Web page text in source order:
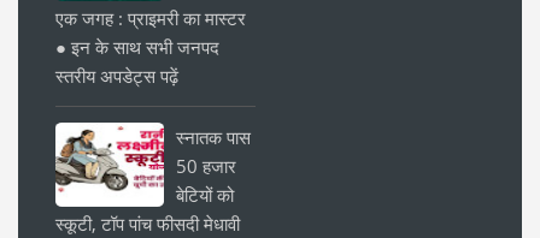
एक जगह : प्राइमरी का मास्टर
● इन के साथ सभी जनपद
स्तरीय अपडेट्स पढ़ें
स्नातक पास
50 हजार
बेटियों को
स्कूटी, टॉप पांच फीसदी मेधावी